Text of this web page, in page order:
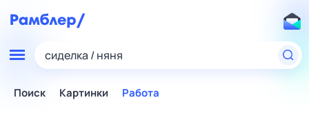
сиделка / няня
Поиск Картинки Работа